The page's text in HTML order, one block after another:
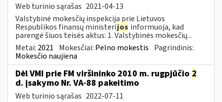
Web turinio sąrašas 2021-04-13
Valstybinė mokesčių inspekcija prie Lietuvos
Respublikos finansų ministerijos informuoja, kad
parengė šiuos teisės aktus: 1. Valstybinės mokesčių...
Metai: 2021 Mokesčiai: Pelno mokestis Pagrindinis:
Mokesčio naujiena
Dėl VMI prie FM viršininko 2010 m. rugpjūčio 2
d. įsakymo Nr. VA-88 pakeitimo
Web turinio sąrašas 2022-07-11